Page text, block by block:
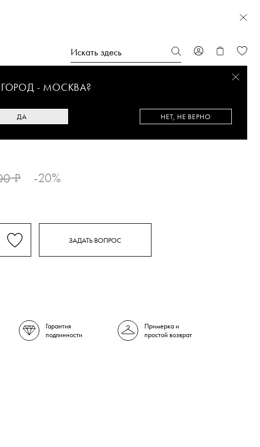
- МОСКВА?
ДА НЕТ, НЕ ВЕРНО
₽ -20%
ЗАДАТЬ ВОПРОС
Гарантия
подлинности
Примерка и
простой возврат